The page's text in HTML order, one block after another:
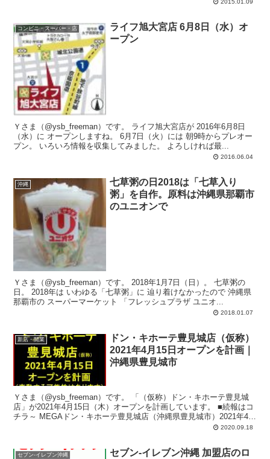
2015.01.09
コンビニ・スーパー・店
ライフ旭大宮店 6月8日（水）オ
ープン
Ｙさま（@ysb_freeman）です。 ライフ旭大宮店が 2016年6月8日
（水）に オープンしますね。 6月7日（火）には 朝9時からプレオー
プン。 いろいろ情報を収集してみました。 よろしければ最...
2016.06.04
沖縄
七草粥の日2018は「七草入り
粥」を自作。原料は沖縄県那覇市
のユニオンで
Ｙさま（@ysb_freeman）です。 2018年1月7日（日）。 七草粥の
日。 2018年は いわゆる「七草粥」に 辿り着けなかったので 沖縄県
那覇市の スーパーマーケット 「フレッシュプラザ ユニオ...
2018.01.07
新店・開業
ドン・キホーテ豊見城店（仮称）
2021年4月15日オープンを計画｜
沖縄県豊見城市
Ｙさま（@ysb_freeman）です。 「（仮称）ドン・キホーテ豊見城
店」が2021年4月15日（木）オープンを計画しています。 ■続報はコ
チラ～ MEGAドン・キホーテ豊見城店（沖縄県豊見城市）2021年4
2020.09.18
セブン-イレブン沖縄
セブン-イレブン沖縄 加盟店のロ